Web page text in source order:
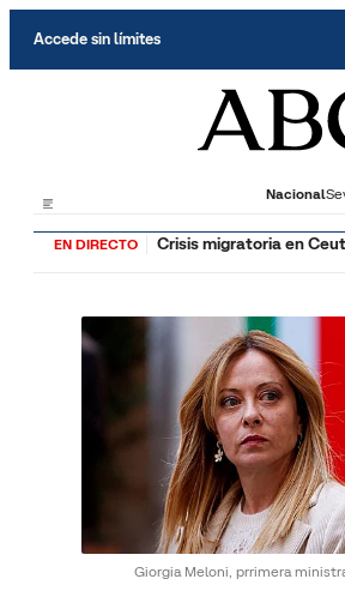
Accede sin límites
Nacional
EN DIRECTO Crisis migratoria en
Giorgia Meloni, prrimera